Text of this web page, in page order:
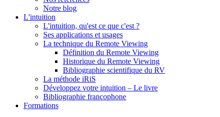
Notre blog
L'intuition
L'intuition, qu'est ce que c'est ?
Ses applications et usages
La technique du Remote Viewing
Définition du Remote Viewing
Historique du Remote Viewing
Bibliographie scientifique du RV
La méthode iRiS
Développez votre intuition – Le livre
Bibliographie francophone
Formations